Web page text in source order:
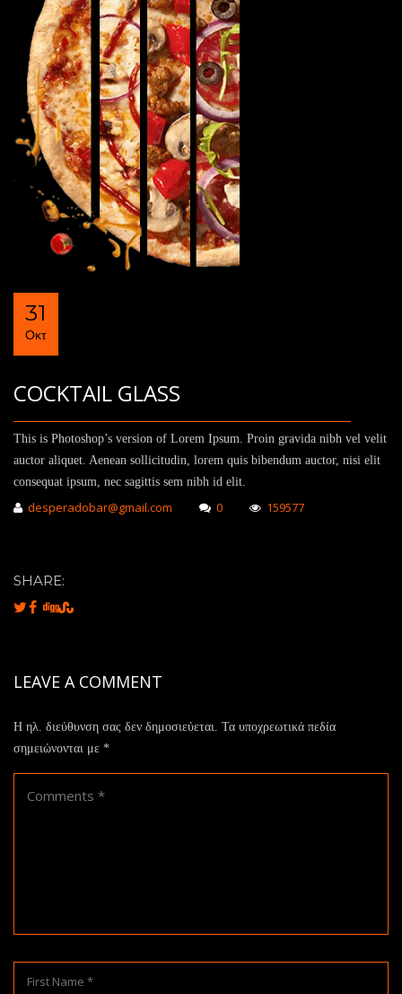
31
Οκτ
COCKTAIL GLASS
This is Photoshop’s version of Lorem Ipsum. Proin gravida nibh vel velit
auctor aliquet. Aenean sollicitudin, lorem quis bibendum auctor, nisi elit
consequat ipsum, nec sagittis sem nibh id elit.
desperadobar@gmail.com 0 159577
SHARE:
LEAVE A COMMENT
Η ηλ. διεύθυνση σας δεν δημοσιεύεται. Τα υποχρεωτικά πεδία
σημειώνονται με *